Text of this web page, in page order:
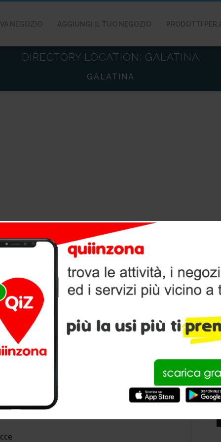
NEGOZIO AGGIUNGI IL TUO NEGOZIO PRODOTTI PER
DIRECTORY LOCATION: GALATINA
GALATINA